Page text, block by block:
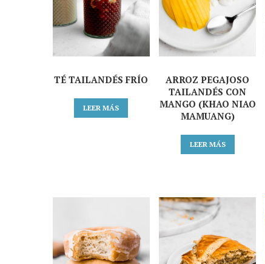
TÉ TAILANDÉS FRÍO
LEER MÁS
ARROZ PEGAJOSO
TAILANDÉS CON
MANGO (KHAO NIAO
MAMUANG)
LEER MÁS